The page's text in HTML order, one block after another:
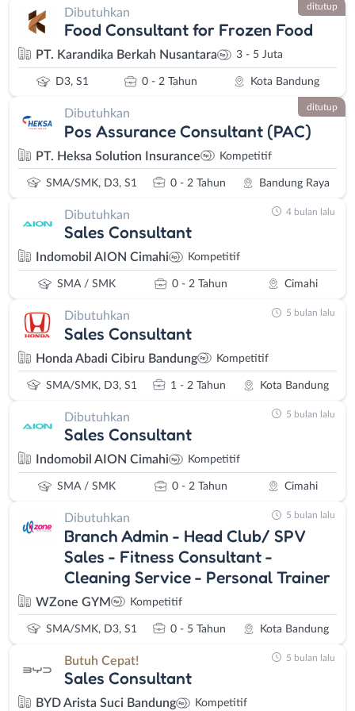
Dibutuhkan
Food Consultant for Frozen Food
PT. Karandika Berkah Nusantara 3 - 5 Juta
D3, S1 0 - 2 Tahun Kota Bandung
ditutup
Dibutuhkan
Pos Assurance Consultant (PAC)
PT. Heksa Solution Insurance Kompetitif
SMA/SMK, D3, S1 0 - 2 Tahun Bandung Raya
ditutup
Dibutuhkan
Sales Consultant
Indomobil AION Cimahi Kompetitif
SMA / SMK 0 - 2 Tahun Cimahi
4 bulan lalu
Dibutuhkan
Sales Consultant
Honda Abadi Cibiru Bandung Kompetitif
SMA/SMK, D3, S1 1 - 2 Tahun Kota Bandung
5 bulan lalu
Dibutuhkan
Sales Consultant
Indomobil AION Cimahi Kompetitif
SMA / SMK 0 - 2 Tahun Cimahi
5 bulan lalu
Dibutuhkan
Branch Admin - Head Club/ SPV
Sales - Fitness Consultant -
Cleaning Service - Personal Trainer
WZone GYM Kompetitif
SMA/SMK, D3, S1 0 - 5 Tahun Kota Bandung
5 bulan lalu
Butuh Cepat!
Sales Consultant
BYD Arista Suci Bandung Kompetitif
5 bulan lalu